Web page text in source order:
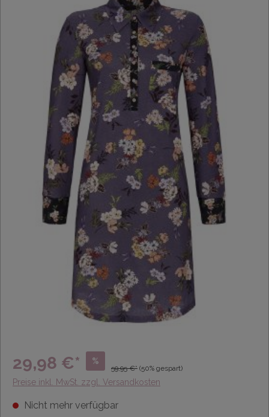
29,98 €* %
59,95 €* (50% gespart)
Preise inkl. MwSt. zzgl. Versandkosten
Nicht mehr verfügbar